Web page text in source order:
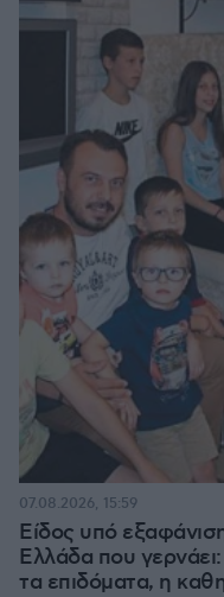
Είδος υπό
Ελλάδα που
τα επιδόματα, η
07.08.2026, 15:59